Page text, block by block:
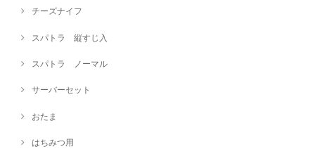
チーズナイフ
スパトラ 縦すじ入
スパトラ ノーマル
サーバーセット
おたま
はちみつ用